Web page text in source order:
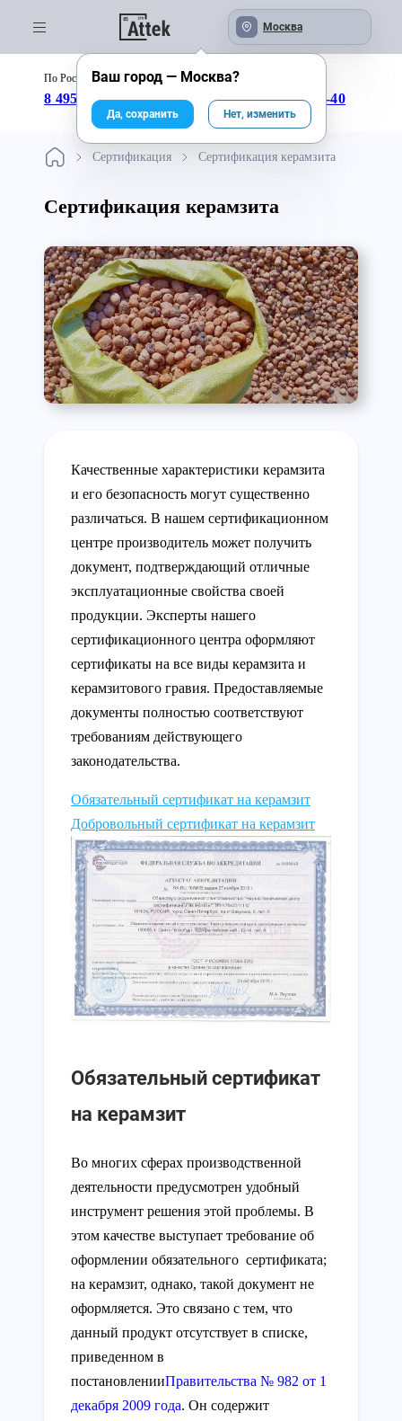
Москва
По России бесплатно:
8 495 246-04-43 8 800 333-25-40
Сертификация Сертификация керамзита
Сертификация керамзита
Качественные характеристики керамзита
и его безопасность могут существенно
различаться. В нашем сертификационном
центре производитель может получить
документ, подтверждающий отличные
эксплуатационные свойства своей
продукции. Эксперты нашего
сертификационного центра оформляют
сертификаты на все виды керамзита и
керамзитового гравия. Предоставляемые
документы полностью соответствуют
требованиям действующего
законодательства.
Обязательный сертификат на керамзит
Добровольный сертификат на керамзит
Обязательный сертификат
на керамзит
Во многих сферах производственной
деятельности предусмотрен удобный
инструмент решения этой проблемы. В
этом качестве выступает требование об
оформлении обязательного сертификата;
на керамзит, однако, такой документ не
оформляется. Это связано с тем, что
данный продукт отсутствует в списке,
приведенном в
постановленииПравительства № 982 от 1
декабря 2009 года. Он содержит
Ваш город — Москва?
Да, сохранить Нет, изменить